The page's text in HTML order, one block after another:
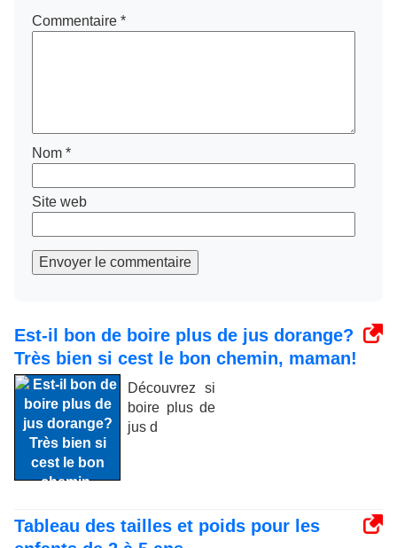
Commentaire *
Nom *
Site web
Envoyer le commentaire
Est-il bon de boire plus de jus dorange?
Très bien si cest le bon chemin, maman!
Découvrez si
boire plus de
jus d
Tableau des tailles et poids pour les